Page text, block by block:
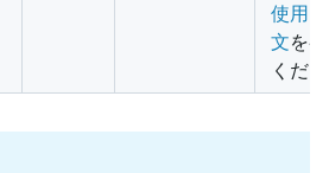
使用
文を
くだ